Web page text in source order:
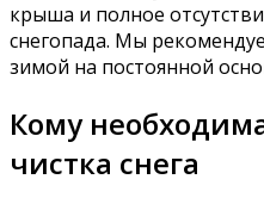
крыша и полное
снегопада. Мы
зимой на постоянной
Кому
чистка снега